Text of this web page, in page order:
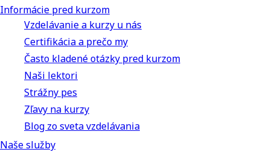
Informácie pred kurzom
Vzdelávanie a kurzy u nás
Certifikácia a prečo my
Často kladené otázky pred kurzom
Naši lektori
Strážny pes
Zľavy na kurzy
Blog zo sveta vzdelávania
Naše služby